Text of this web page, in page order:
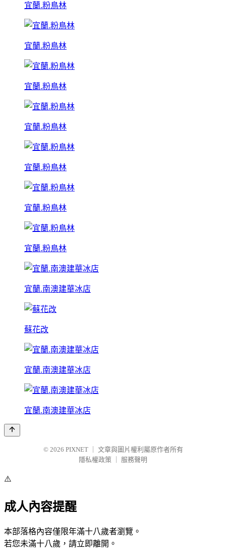
宜蘭.粉鳥林
宜蘭.粉鳥林
宜蘭.粉鳥林
宜蘭.粉鳥林
宜蘭.粉鳥林
宜蘭.粉鳥林
宜蘭.粉鳥林
宜蘭.南澳建華冰店
蘇花改
宜蘭.南澳建華冰店
宜蘭.南澳建華冰店
© 2026 PIXNET
文章與圖片權利屬原作者所有
隱私權政策
服務聲明
⚠️
成人內容提醒
本部落格內容僅限年滿十八歲者瀏覽。
若您未滿十八歲，請立即離開。